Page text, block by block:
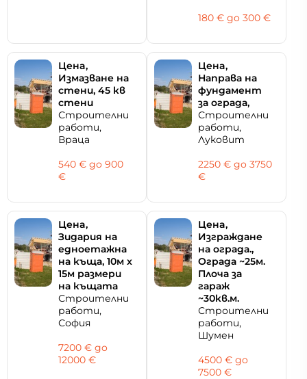
180 € дo 300 €
Цeнa,
Измазване на
стени, 45 кв
стени
Строителни
работи,
Враца
540 € дo 900
€
Цeнa,
Направа на
фундамент
за ограда,
Строителни
работи,
Луковит
2250 € дo 3750
€
Цeнa,
Зидария на
едноетажна
на къща, 10м х
15м размери
на къщата
Строителни
работи,
София
7200 € дo
12000 €
Цeнa,
Изграждане
на ограда.,
Ограда ~25м.
Плоча за
гараж
~30кв.м.
Строителни
работи,
Шумен
4500 € дo
7500 €